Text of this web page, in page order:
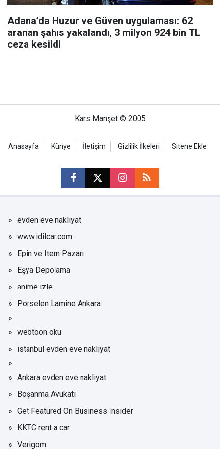
Adana’da Huzur ve Güven uygulaması: 62
aranan şahıs yakalandı, 3 milyon 924 bin TL
ceza kesildi
Kars Manşet © 2005
Anasayfa Künye İletişim Gizlilik İlkeleri Sitene Ekle
evden eve nakliyat
www.idilcar.com
Epin ve Item Pazarı
Eşya Depolama
anime izle
Porselen Lamine Ankara
webtoon oku
istanbul evden eve nakliyat
Ankara evden eve nakliyat
Boşanma Avukatı
Get Featured On Business Insider
KKTC rent a car
Verigom